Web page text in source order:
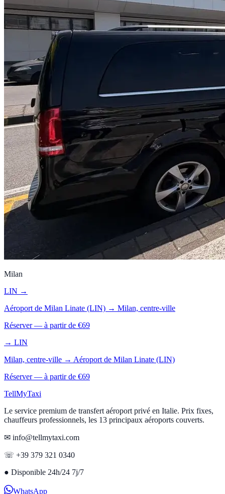
Milan
LIN →
Aéroport de Milan Linate (LIN) → Milan, centre-ville
Réserver — à partir de €69
→ LIN
Milan, centre-ville → Aéroport de Milan Linate (LIN)
Réserver — à partir de €69
TellMyTaxi
Le service premium de transfert aéroport privé en Italie. Prix fixes,
chauffeurs professionnels, les 13 principaux aéroports couverts.
✉ info@tellmytaxi.com
☏ +39 379 321 0340
● Disponible 24h/24 7j/7
WhatsApp